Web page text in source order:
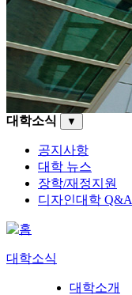
대학소식 ▼
공지사항
대학 뉴스
장학/재정지원
디자인대학 Q&A
대학소식
대학소개